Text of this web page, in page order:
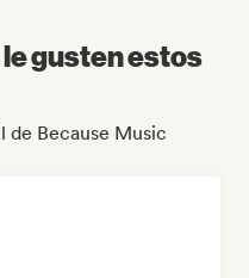
gusten estos
de Because Music